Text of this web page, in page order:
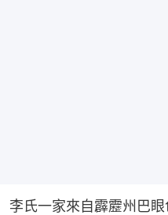
李氏一家來自霹靂州巴